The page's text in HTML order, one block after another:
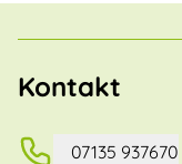
Kontakt
07135 937670